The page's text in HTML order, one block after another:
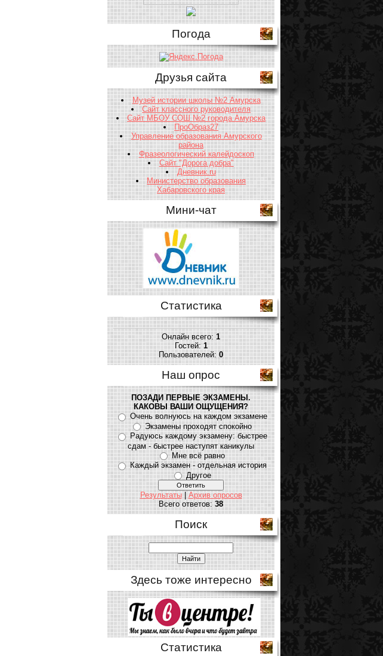
Погода
Друзья сайта
Музей истории школы №2 Амурска
Сайт классного руководителя
Сайт МБОУ СОШ №2 города Амурска
ПроОбраз27
Управление образования Амурского
района
Фразеологический калейдоскоп
Сайт "Дорога добра"
Дневник.ru
Министерство образования
Хабаровского края
Мини-чат
Статистика
Онлайн всего:1
Гостей:1
Пользователей:0
Наш опрос
ПОЗАДИ ПЕРВЫЕ ЭКЗАМЕНЫ.
КАКОВЫ ВАШИ ОЩУЩЕНИЯ?
Очень волнуюсь на каждом экзамене
Экзамены проходят спокойно
Радуюсь каждому экзамену: быстрее
сдам - быстрее наступят каникулы
Мне всё равно
Каждый экзамен - отдельная история
Другое
Результаты|Архив опросов
Всего ответов:38
Поиск
Здесь тоже интересно
Статистика